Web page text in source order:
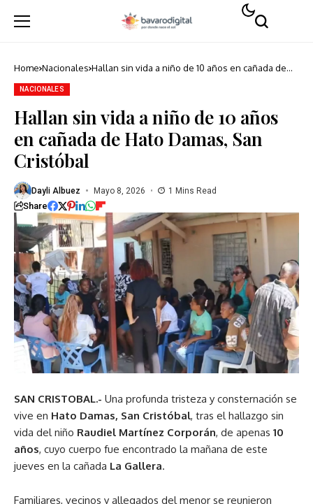
Home Nacionales Hallan sin vida a niño de 10 años en cañada de
NACIONALES
Hallan sin vida a niño de 10 años
en cañada de Hato Damas, San
Cristóbal
Dayli Albuez Mayo 8, 2026 1 Mins Read
Share
SAN CRISTOBAL.- Una profunda tristeza y consternación se
vive en Hato Damas, San Cristóbal, tras el hallazgo sin
vida del niño Raudiel Martínez Corporán, de apenas 10
años, cuyo cuerpo fue encontrado la mañana de este
jueves en la cañada La Gallera.
Familiares, vecinos y allegados del menor se reunieron